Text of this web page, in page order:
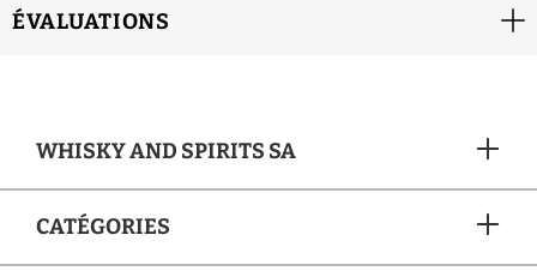
ÉVALUATIONS
WHISKY AND SPIRITS SA
CATÉGORIES